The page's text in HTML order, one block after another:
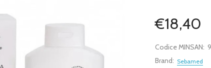
€18,40
Codice MINSAN:
Brand: Sebamed